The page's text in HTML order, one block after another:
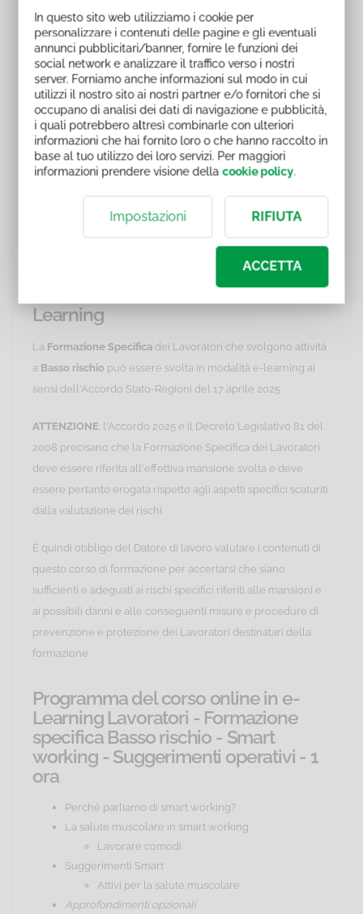
di organizzarsi in modo da assicurare il rispetto dei tempi
massimi e la tutela della salute e sicurezza nel luogo di
lavoro scelto.
Riferimenti normativi
Conferenza permanente per i rapporti tra lo Stato, le Regioni
e le Province Autonome, Accordo n. 59 del 17 aprile 2025.
lettera b) commi 2 e 3.
Validità del corso online in e-
Learning
La Formazione Specifica dei Lavoratori che svolgono attività
a Basso rischio può essere svolta in modalità e-learning ai
sensi dell'Accordo Stato-Regioni del 17 aprile 2025.
ATTENZIONE: l'Accordo 2025 e il Decreto Legislativo 81 del
2008 precisano che la Formazione Specifica dei Lavoratori
deve essere riferita all'effettiva mansione svolta e deve
essere pertanto erogata rispetto agli aspetti specifici scaturiti
dalla valutazione dei rischi.
È quindi obbligo del Datore di lavoro valutare i contenuti di
questo corso di formazione per accertarsi che siano
sufficienti e adeguati ai rischi specifici riferiti alle mansioni e
ai possibili danni e alle conseguenti misure e procedure di
prevenzione e protezione dei Lavoratori destinatari della
formazione.
Programma del corso online in e-
Learning Lavoratori - Formazione
specifica Basso rischio - Smart
working - Suggerimenti operativi - 1
ora
Perché parliamo di smart working?
La salute muscolare in smart working
Lavorare comodi
Suggerimenti Smart
Attivi per la salute muscolare
Approfondimenti opzionali
In questo sito web utilizziamo i cookie per
personalizzare i contenuti delle pagine e gli eventuali
annunci pubblicitari/banner, fornire le funzioni dei
social network e analizzare il traffico verso i nostri
server. Forniamo anche informazioni sul modo in cui
utilizzi il nostro sito ai nostri partner e/o fornitori che si
occupano di analisi dei dati di navigazione e pubblicità,
i quali potrebbero altresì combinarle con ulteriori
informazioni che hai fornito loro o che hanno raccolto in
base al tuo utilizzo dei loro servizi. Per maggiori
informazioni prendere visione dellacookie policy.
Impostazioni RIFIUTA
ACCETTA